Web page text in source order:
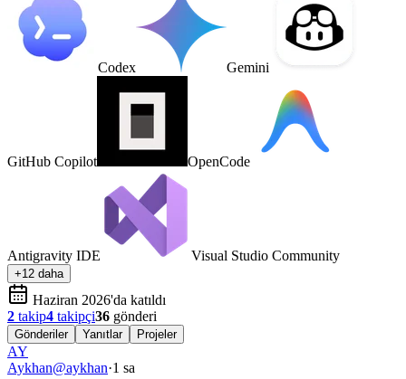
Codex Gemini
GitHub Copilot OpenCode
Antigravity IDE Visual Studio Community
+12 daha
Haziran 2026'da katıldı
2 takip4 takipçi36 gönderi
Gönderiler Yanıtlar Projeler
AY
Aykhan@aykhan·1 sa